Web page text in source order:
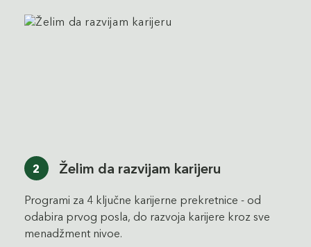
2 Želim da razvijam karijeru
Programi za 4 ključne karijerne prekretnice - od
odabira prvog posla, do razvoja karijere kroz sve
menadžment nivoe.